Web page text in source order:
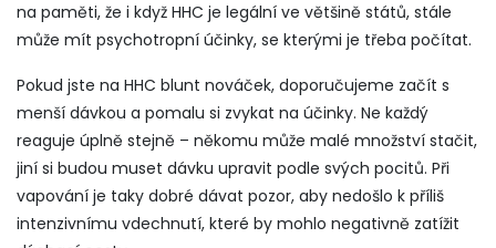
na paměti, že i když HHC je legální ve většině států, stále
může mít psychotropní účinky, se kterými je třeba počítat.
Pokud jste na HHC blunt nováček, doporučujeme začít s
menší dávkou a pomalu si zvykat na účinky. Ne každý
reaguje úplně stejně – někomu může malé množství stačit,
jiní si budou muset dávku upravit podle svých pocitů. Při
vapování je taky dobré dávat pozor, aby nedošlo k příliš
intenzivnímu vdechnutí, které by mohlo negativně zatížit